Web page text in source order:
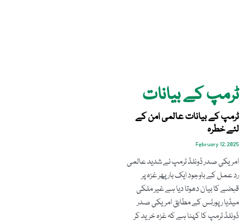
ٹرمپ کے بیانات
ٹرمپ کے بیانات عالمی امن کے
لئے خطرہ
February 12, 2025
امریکی صدر ڈونلڈ ٹرمپ نے شدید عالمی
رد عمل کے باوجود ایک بار پھر غزہ پر
قبضے کا بیان دھوتا دیا ہے غیر ملکی
میڈیا رپورٹس کے مطابق امریکی صدر
ڈونلڈ ٹرمپ کا کہنا ہے کہ غزہ خرید کر